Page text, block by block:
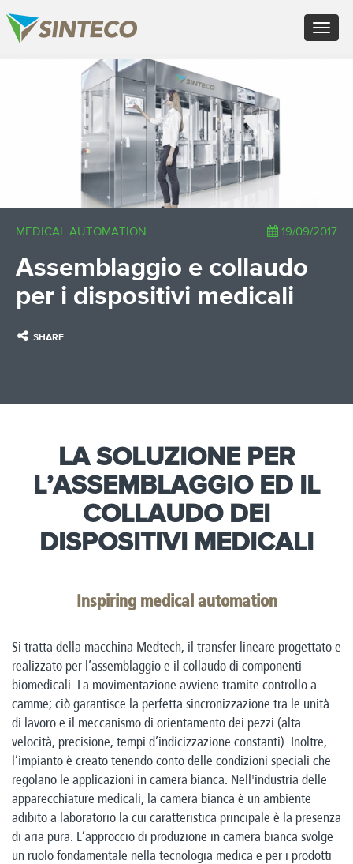
Toggle
×
PT - Português (PT)
RU - Русский
PL - Język polski
ZH - 汉语
JA - 日本語
TR - Türkçe
AE - اللغة العربية
MEDICAL AUTOMATION 19/09/2017
Assemblaggio e collaudo
per i dispositivi medicali
SHARE
LA SOLUZIONE PER
L’ASSEMBLAGGIO ED IL
COLLAUDO DEI
DISPOSITIVI MEDICALI
Inspiring medical automation
Si tratta della macchina Medtech, il transfer lineare progettato e
realizzato per l’assemblaggio e il collaudo di componenti
biomedicali. La movimentazione avviene tramite controllo a
camme; ciò garantisce la perfetta sincronizzazione tra le unità
di lavoro e il meccanismo di orientamento dei pezzi (alta
velocità, precisione, tempi d’indicizzazione constanti). Inoltre,
l’impianto è creato tenendo conto delle condizioni speciali che
regolano le applicazioni in camera bianca. Nell'industria delle
apparecchiature medicali, la camera bianca è un ambiente
adibito a laboratorio la cui caratteristica principale è la presenza
di aria pura. L’approccio di produzione in camera bianca svolge
un ruolo fondamentale nella tecnologia medica e per i prodotti